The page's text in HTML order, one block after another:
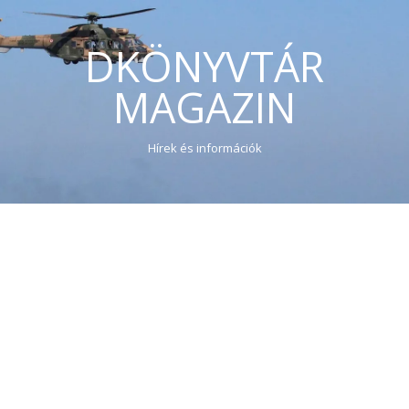
DKÖNYVTÁR
MAGAZIN
Hírek és információk